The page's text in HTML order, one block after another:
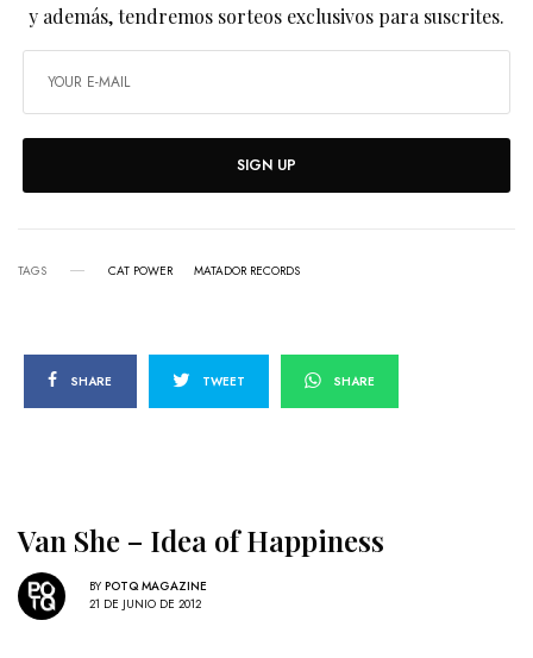
y además, tendremos sorteos exclusivos para suscrites.
SIGN UP
TAGS CAT POWER MATADOR RECORDS
SHARE TWEET SHARE
Van She – Idea of Happiness
BY POTQ MAGAZINE
21 DE JUNIO DE 2012